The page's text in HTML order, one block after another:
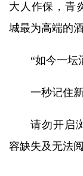
大人作保，青
城最为高端的
“如今一坛
一秒记住
请勿开启
容缺失及无法